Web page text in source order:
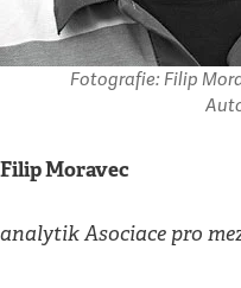
Fotografie: Filip
Filip Moravec
analytik Asociace pro